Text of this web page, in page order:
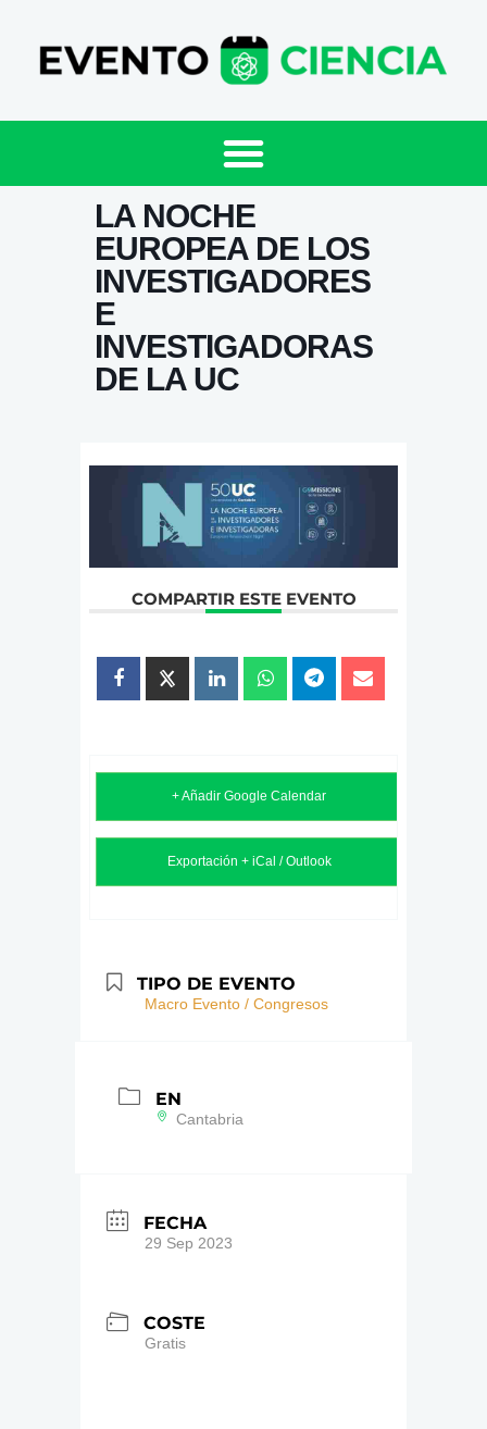
LA NOCHE
EUROPEA DE LOS
INVESTIGADORES
E
INVESTIGADORAS
DE LA UC
COMPARTIR ESTE EVENTO
+ Añadir Google Calendar
Exportación + iCal / Outlook
TIPO DE EVENTO
Macro Evento / Congresos
EN
Cantabria
FECHA
29 Sep 2023
COSTE
Gratis